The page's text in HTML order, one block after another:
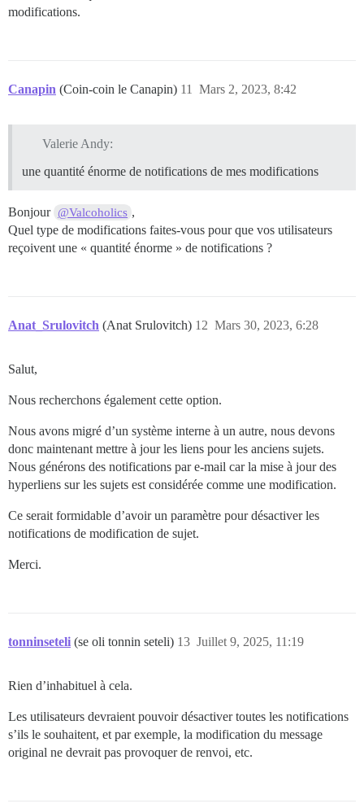
modifications.
Canapin (Coin-coin le Canapin) Mars 2, 2023, 8:42
11
Valerie Andy:
une quantité énorme de notifications de mes modifications
Bonjour @Valcoholics ,
Quel type de modifications faites-vous pour que vos utilisateurs
reçoivent une « quantité énorme » de notifications ?
Anat_Srulovitch (Anat Srulovitch) Mars 30, 2023, 6:28
12
Salut,
Nous recherchons également cette option.
Nous avons migré d’un système interne à un autre, nous devons
donc maintenant mettre à jour les liens pour les anciens sujets.
Nous générons des notifications par e-mail car la mise à jour des
hyperliens sur les sujets est considérée comme une modification.
Ce serait formidable d’avoir un paramètre pour désactiver les
notifications de modification de sujet.
Merci.
tonninseteli (se oli tonnin seteli) Juillet 9, 2025, 11:19
13
Rien d’inhabituel à cela.
Les utilisateurs devraient pouvoir désactiver toutes les notifications
s’ils le souhaitent, et par exemple, la modification du message
original ne devrait pas provoquer de renvoi, etc.